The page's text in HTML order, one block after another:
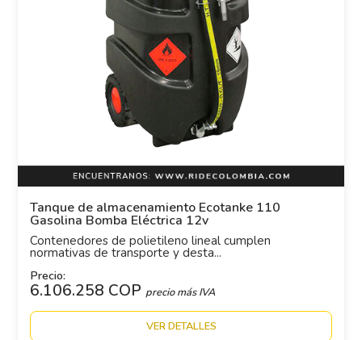
Tanque de almacenamiento Ecotanke 110
Gasolina Bomba Eléctrica 12v
Contenedores de polietileno lineal cumplen
normativas de transporte y desta...
Precio:
6.106.258 COPprecio más IVA
VER DETALLES